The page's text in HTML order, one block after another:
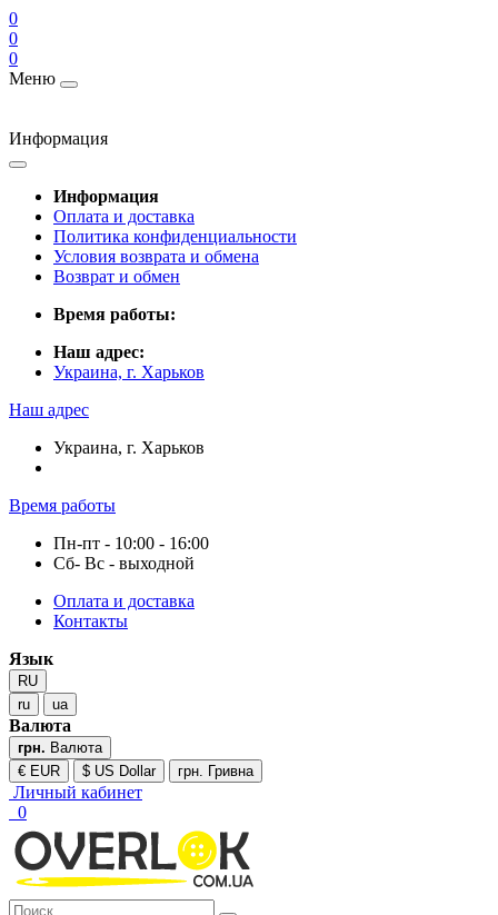
0
0
0
Меню
Информация
Информация
Оплата и доставка
Политика конфиденциальности
Условия возврата и обмена
Возврат и обмен
Время работы:
Наш адрес:
Украина, г. Харьков
Наш адрес
Украина, г. Харьков
Время работы
Пн-пт - 10:00 - 16:00
Сб- Вс - выходной
Оплата и доставка
Контакты
Язык
RU
ru
ua
Валюта
грн. Валюта
€ EUR
$ US Dollar грн. Гривна
Личный кабинет
0